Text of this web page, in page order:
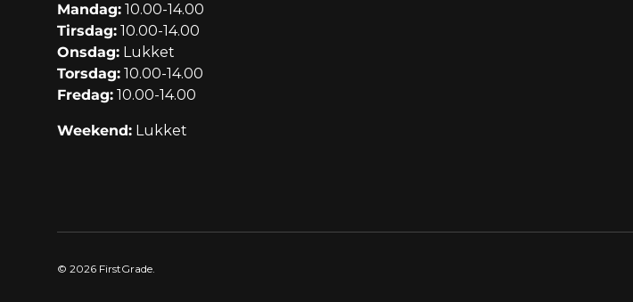
Mandag: 10.00-14.00
Tirsdag: 10.00-14.00
Onsdag: Lukket
Torsdag: 10.00-14.00
Fredag: 10.00-14.00
Weekend: Lukket
© 2026 FirstGrade